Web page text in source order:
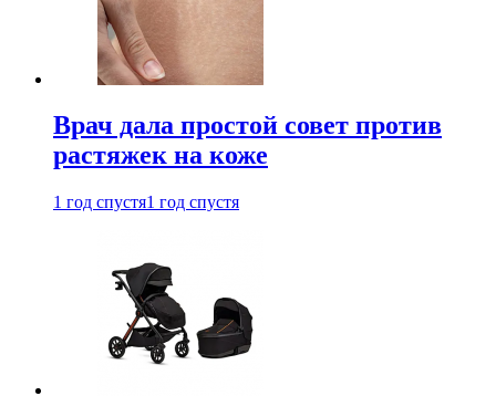
Врач дала простой совет против
растяжек на коже
1 год спустя1 год спустя